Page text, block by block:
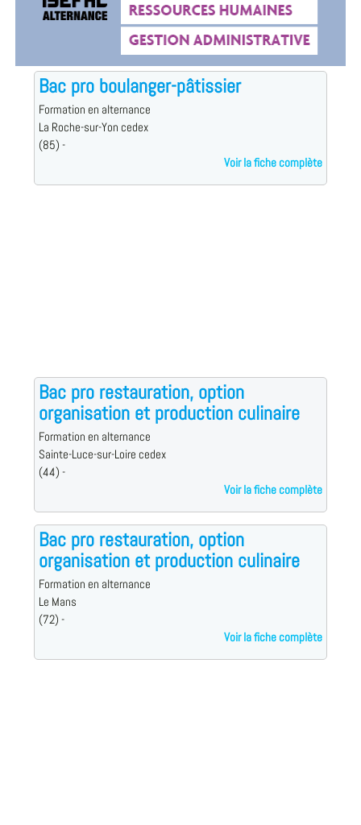
Bac pro boulanger-pâtissier
Formation en alternance
La Roche-sur-Yon cedex
(85) -
Voir la fiche complète
Bac pro restauration, option
organisation et production culinaire
Formation en alternance
Sainte-Luce-sur-Loire cedex
(44) -
Voir la fiche complète
Bac pro restauration, option
organisation et production culinaire
Formation en alternance
Le Mans
(72) -
Voir la fiche complète